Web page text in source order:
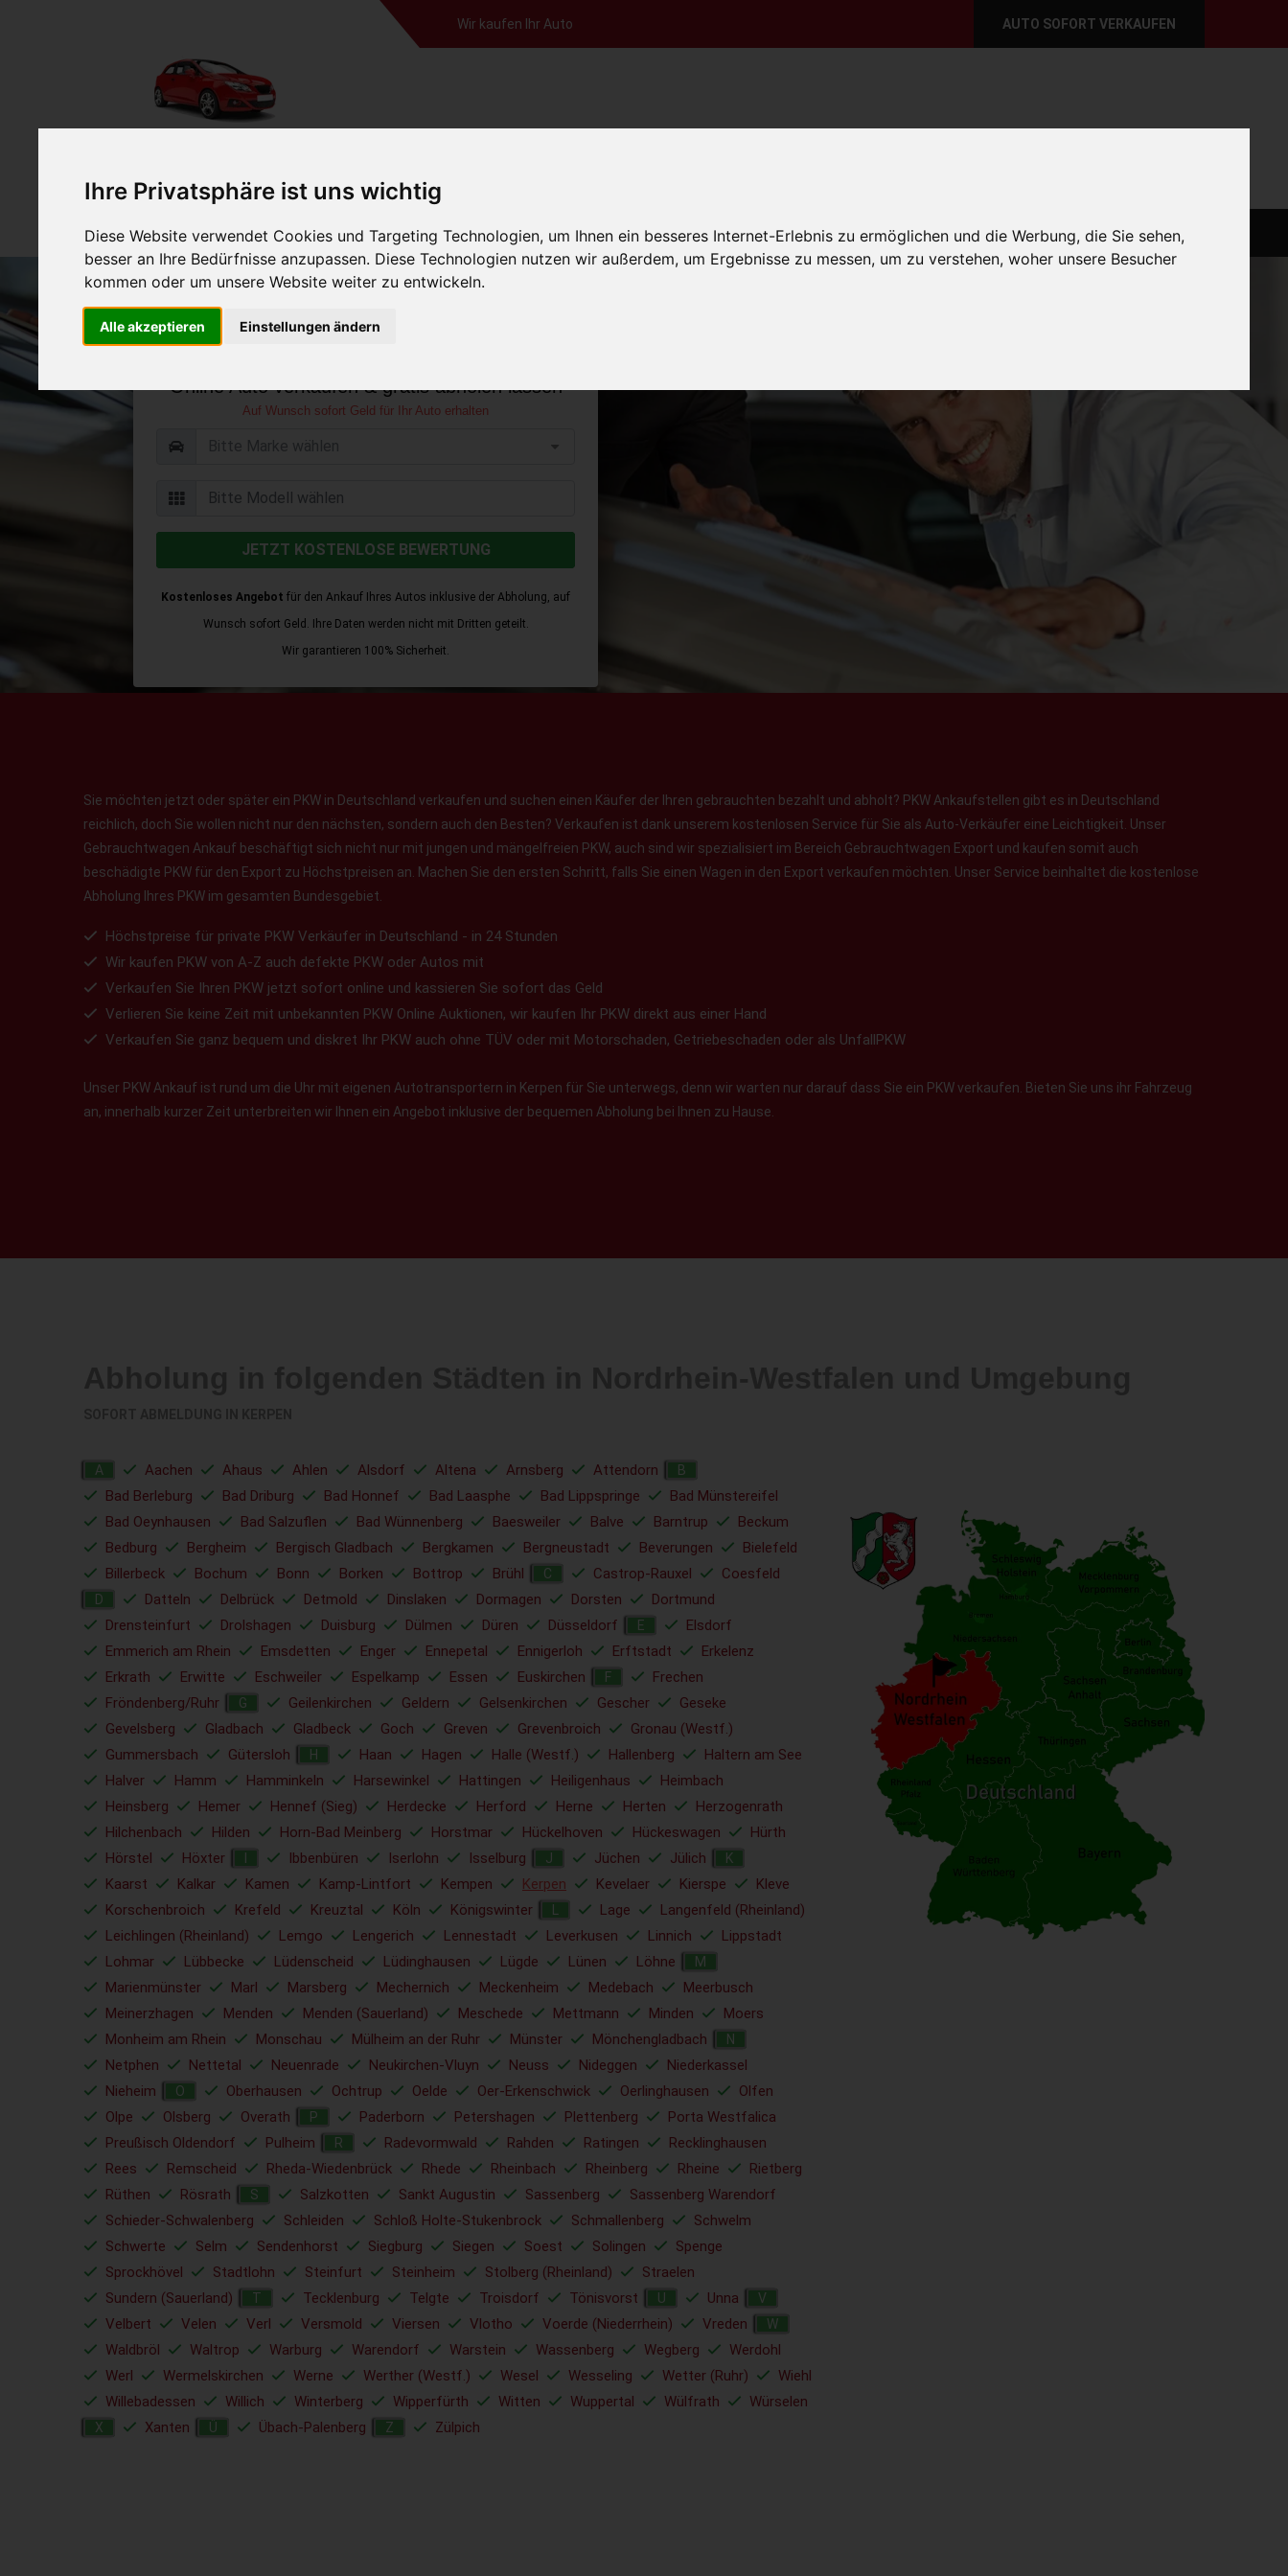
Ihre Privatsphäre ist uns wichtig
Diese Website verwendet Cookies und Targeting Technologien, um Ihnen ein besseres Internet-Erlebnis zu ermöglichen und die Werbung, die Sie sehen,
besser an Ihre Bedürfnisse anzupassen. Diese Technologien nutzen wir außerdem, um Ergebnisse zu messen, um zu verstehen, woher unsere Besucher
kommen oder um unsere Website weiter zu entwickeln.
Alle akzeptieren Einstellungen ändern
Wir kaufen Ihr Auto AUTO SOFORT VERKAUFEN
HOME KONTAKT ÜBER UNS AUTO VERKAUFEN EUROPAWEIT AUTO VERKAUFEN
Auto verkaufen in Kerpen Nordrhein-
Online Auto verkaufen & gratis abholen lassen
Auf Wunsch sofort Geld für Ihr Auto erhalten
JETZT KOSTENLOSE BEWERTUNG
Kostenloses Angebot für den Ankauf Ihres Autos inklusive der Abholung, auf
Wunsch sofort Geld. Ihre Daten werden nicht mit Dritten geteilt.
Wir garantieren 100% Sicherheit.
Sie möchten jetzt oder später ein PKW in Deutschland verkaufen und suchen einen Käufer der Ihren gebrauchten bezahlt und abholt? PKW Ankaufstellen gibt es in Deutschland
reichlich, doch Sie wollen nicht nur den nächsten, sondern auch den Besten? Verkaufen ist dank unserem kostenlosen Service für Sie als Auto-Verkäufer eine Leichtigkeit. Unser
Gebrauchtwagen Ankauf beschäftigt sich nicht nur mit jungen und mängelfreien PKW, auch sind wir spezialisiert im Bereich Gebrauchtwagen Export und kaufen somit auch
beschädigte PKW für den Export zu Höchstpreisen an. Machen Sie den ersten Schritt, falls Sie einen Wagen in den Export verkaufen möchten. Unser Service beinhaltet die kostenlose
Abholung Ihres PKW im gesamten Bundesgebiet.
Höchstpreise für private PKW Verkäufer in Deutschland - in 24 Stunden
Wir kaufen PKW von A-Z auch defekte PKW oder Autos mit
Verkaufen Sie Ihren PKW jetzt sofort online und kassieren Sie sofort das Geld
Verlieren Sie keine Zeit mit unbekannten PKW Online Auktionen, wir kaufen Ihr PKW direkt aus einer Hand
Verkaufen Sie ganz bequem und diskret Ihr PKW auch ohne TÜV oder mit Motorschaden, Getriebeschaden oder als UnfallPKW
Unser PKW Ankauf ist rund um die Uhr mit eigenen Autotransportern in Kerpen für Sie unterwegs, denn wir warten nur darauf dass Sie ein PKW verkaufen. Bieten Sie uns ihr Fahrzeug
an, innerhalb kurzer Zeit unterbreiten wir Ihnen ein Angebot inklusive der bequemen Abholung bei Ihnen zu Hause.
A Aachen Ahaus Ahlen Alsdorf Altena Arnsberg Attendorn B
Bad Berleburg Bad Driburg Bad Honnef Bad Laasphe Bad Lippspringe
Bad Münstereifel
Bad Oeynhausen
Bad Salzuflen Bad Wünnenberg Baesweiler Balve Barntrup
Beckum
Bedburg
Bergheim Bergisch Gladbach Bergkamen Bergneustadt Beverungen
Bielefeld
Billerbeck
Bochum Bonn Borken Bottrop Brühl C Castrop-Rauxel Coesfeld
D Datteln Delbrück Detmold Dinslaken Dormagen Dorsten
Dortmund
Drensteinfurt
Drolshagen Duisburg Dülmen Düren Düsseldorf E
Elsdorf
Emmerich am Rhein
Emsdetten Enger Ennepetal Ennigerloh Erftstadt
Erkelenz
Erkrath
Erwitte Eschweiler Espelkamp Essen Euskirchen F
Frechen
Fröndenberg/Ruhr
G Geilenkirchen Geldern Gelsenkirchen Gescher
Geseke
Gevelsberg
Gladbach Gladbeck Goch Greven Grevenbroich
Gronau (Westf.)
Gummersbach
Gütersloh H Haan Hagen Halle (Westf.) Hallenberg
Haltern am See
Halver
Hamm Hamminkeln Harsewinkel Hattingen Heiligenhaus
Heimbach
Heinsberg
Hemer Hennef (Sieg) Herdecke Herford Herne Herten
Herzogenrath
Hilchenbach
Hilden Horn-Bad Meinberg Horstmar Hückelhoven Hückeswagen
Hürth
Hörstel
Höxter Ibbenbüren Iserlohn Isselburg J Jüchen Jülich K
Kaarst Kalkar Kamen Kamp-Lintfort Kempen Kerpen Kevelaer Kierspe
Kleve
Korschenbroich
Krefeld Kreuztal Köln Königswinter Lage
Langenfeld (Rheinland)
Leichlingen (Rheinland)
Lemgo Lengerich Lennestadt Leverkusen Linnich
Lippstadt
Lohmar
Lübbecke Lüdenscheid Lüdinghausen Lügde Lünen Löhne M
Marienmünster Marl Marsberg Mechernich Meckenheim Medebach
Meerbusch
Meinerzhagen
Menden Menden (Sauerland) Meschede Mettmann Minden
Moers
Monheim am Rhein
Monschau Mülheim an der Ruhr Münster Mönchengladbach N
Netphen Nettetal Neuenrade Neukirchen-Vluyn Neuss Nideggen
Niederkassel
Nieheim
O Oberhausen Ochtrup Oelde Oer-Erkenschwick Oerlinghausen
Olfen
Olpe
Olsberg Overath P Paderborn Petershagen Plettenberg
Porta Westfalica
Preußisch Oldendorf
Pulheim R Radevormwald Rahden Ratingen
Recklinghausen
Rees
Remscheid Rheda-Wiedenbrück Rhede Rheinbach Rheinberg Rheine
Rietberg
Rüthen
Rösrath S Salzkotten Sankt Augustin Sassenberg
Sassenberg Warendorf
Schieder-Schwalenberg
Schleiden Schloß Holte-Stukenbrock Schmallenberg
Schwelm
Schwerte
Selm Sendenhorst Siegburg Siegen Soest Solingen
Spenge
Sprockhövel
Stadtlohn Steinfurt Steinheim Stolberg (Rheinland)
Straelen
Sundern (Sauerland)
T Tecklenburg Telgte Troisdorf Tönisvorst U Unna V
Velbert Velen Verl Versmold Viersen Vlotho Voerde (Niederrhein) Vreden W
Waldbröl Waltrop Warburg Warendorf Warstein Wassenberg Wegberg
Werdohl
Werl
Wermelskirchen Werne Werther (Westf.) Wesel Wesseling Wetter (Ruhr)
Wiehl
Willebadessen
Willich Winterberg Wipperfürth Witten Wuppertal Wülfrath Würselen
X Xanten Ü Übach-Palenberg Z Zülpich